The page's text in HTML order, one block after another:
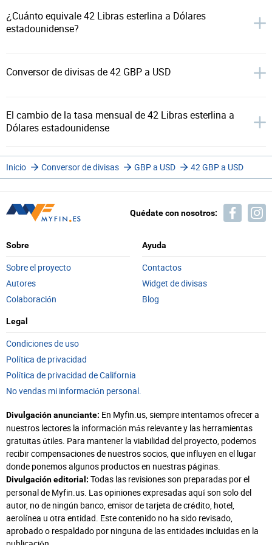
¿Cuánto equivale 42 Libras esterlina a Dólares
estadounidense?
Conversor de divisas de 42 GBP a USD
El cambio de la tasa mensual de 42 Libras esterlina a
Dólares estadounidense
Inicio Conversor de divisas GBP a USD 42 GBP a USD
Quédate con nosotros:
Sobre
Sobre el proyecto
Autores
Colaboración
Ayuda
Contactos
Widget de divisas
Blog
Legal
Condiciones de uso
Política de privacidad
Política de privacidad de California
No vendas mi información personal.
Divulgación anunciante: En Myfin.us, siempre intentamos ofrecer a
nuestros lectores la información más relevante y las herramientas
gratuitas útiles. Para mantener la viabilidad del proyecto, podemos
recibir compensaciones de nuestros socios, que influyen en el lugar
donde ponemos algunos productos en nuestras páginas.
Divulgación editorial: Todas las revisiones son preparadas por el
personal de Myfin.us. Las opiniones expresadas aquí son solo del
autor, no de ningún banco, emisor de tarjeta de crédito, hotel,
aerolínea u otra entidad. Este contenido no ha sido revisado,
aprobado o respaldado por ninguna de las entidades incluidas en la